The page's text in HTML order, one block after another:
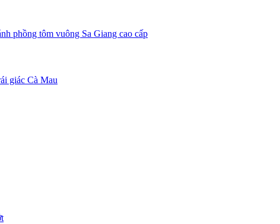
phồng tôm vuông Sa Giang cao cấp
giác Cà Mau